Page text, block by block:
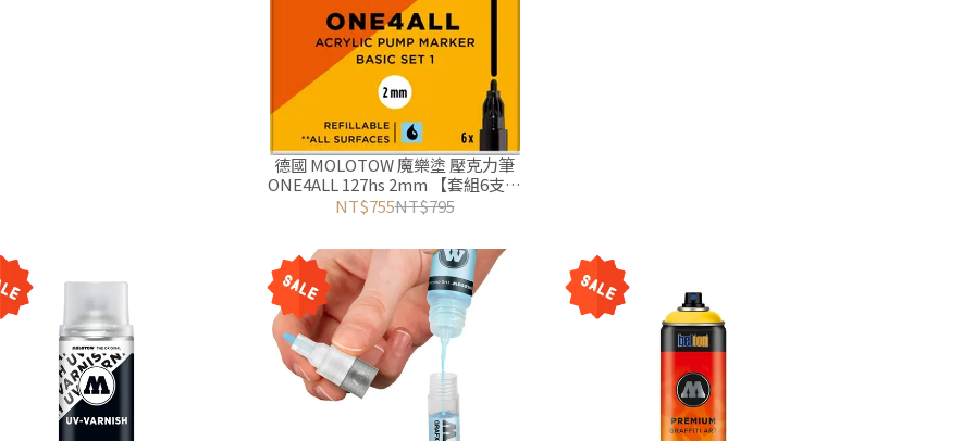
德國 MOLOTOW 魔樂塗 壓克力筆
ONE4ALL 127hs 2mm 【套組6支】
壓克力麥克筆/丙烯馬克筆
NT$755NT$795